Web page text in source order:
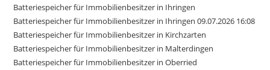
Batteriespeicher für Immobilienbesitzer in Ihringen
Batteriespeicher für Immobilienbesitzer in Ihringen 09.07.2026 16:08
Batteriespeicher für Immobilienbesitzer in Kirchzarten
Batteriespeicher für Immobilienbesitzer in Malterdingen
Batteriespeicher für Immobilienbesitzer in Oberried